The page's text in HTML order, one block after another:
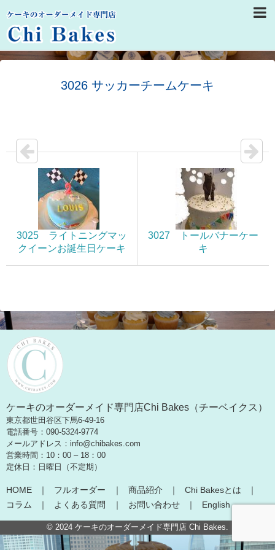
3026 サッカーチームケーキ
3025 ライトニングマッ
クイーンお誕生日ケーキ
3027 トールバナーケー
キ
ケーキのオーダーメイド専門店Chi Bakes（チーベイクス）
東京都世田谷区下馬6-49-16
電話番号：090-5324-9774
メールアドレス：info@chibakes.com
営業時間：10：00 – 18：00
定休日：日曜日（不定期）
HOME フルオーダー 商品紹介
Chi Bakesとは
コラム
よくある質問 お問い合わせ English
© 2024 ケーキのオーダーメイド専門店 Chi Bakes.